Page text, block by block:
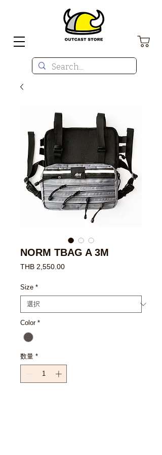
NORM TBAG A 3M
THB 2,550.00価
Size *
Color *
数量 *